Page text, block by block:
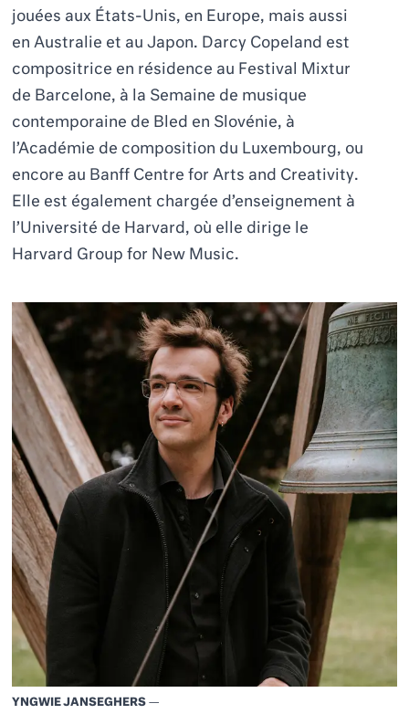
jouées aux États-Unis, en Europe, mais aussi
en Australie et au Japon. Darcy Copeland est
compositrice en résidence au Festival Mixtur
de Barcelone, à la Semaine de musique
contemporaine de Bled en Slovénie, à
l’Académie de composition du Luxembourg, ou
encore au Banff Centre for Arts and Creativity.
Elle est également chargée d’enseignement à
l’Université de Harvard, où elle dirige le
Harvard Group for New Music.
YNGWIE JANSEGHERS
YNGWIE JANSEGHERS —